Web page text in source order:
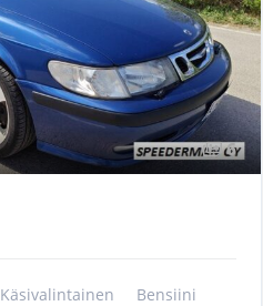
6
Käsivalintainen Bensiini